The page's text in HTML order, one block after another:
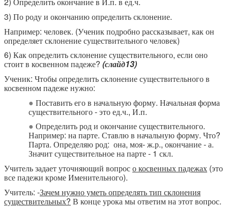
3) По роду и окончанию определить склонение.
Например: человек. (Ученик подробно рассказывает, как он
определяет склонение существительного человек)
6) Как определить склонение существительного, если оно
стоит в косвенном падеже? (слайд13)
Ученик: Чтобы определить склонение существительного в
косвенном падеже нужно:
Поставить его в начальную форму. Начальная форма
существительного - это ед.ч., И.п.
Определить род и окончание существительного.
Например: на парте. Ставлю в начальную форму. Что?
Парта. Определяю род: она, моя- ж.р., окончание - а.
Значит существительное на парте - 1 скл.
Учитель задает уточняющий вопросо косвенных падежах (это
все падежи кроме Именительного).
Учитель: -Зачем нужно уметь определять тип склонения
существительных? В конце урока мы ответим на этот вопрос.